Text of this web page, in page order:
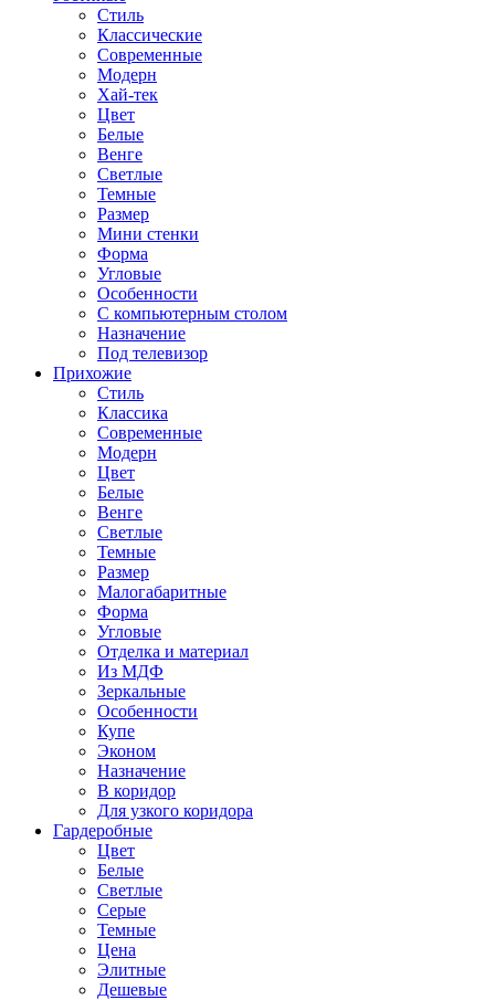
Стиль
Классические
Современные
Модерн
Хай-тек
Цвет
Белые
Венге
Светлые
Темные
Размер
Мини стенки
Форма
Угловые
Особенности
С компьютерным столом
Назначение
Под телевизор
Прихожие
Стиль
Классика
Современные
Модерн
Цвет
Белые
Венге
Светлые
Темные
Размер
Малогабаритные
Форма
Угловые
Отделка и материал
Из МДФ
Зеркальные
Особенности
Купе
Эконом
Назначение
В коридор
Для узкого коридора
Гардеробные
Цвет
Белые
Светлые
Серые
Темные
Цена
Элитные
Дешевые